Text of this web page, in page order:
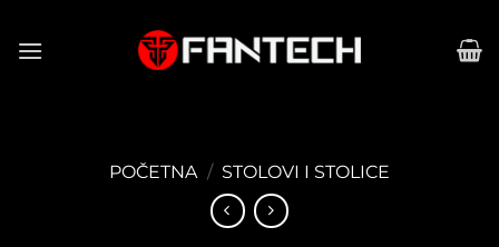
na
POČETNA / STOLOVI I STOLICE